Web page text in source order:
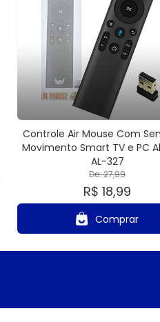
Controle Air Mouse Com
Movimento Smart TV e PC
AL-327
De: 27,99
R$ 18,99
Comprar